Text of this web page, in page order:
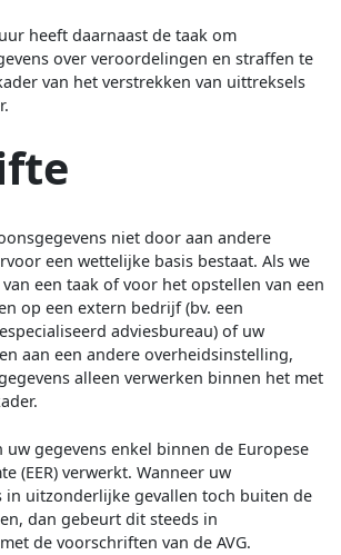
heeft daarnaast de taak om
over veroordelingen en straffen te
van het verstrekken van uittreksels
niet door aan andere
een wettelijke basis bestaat. Als we
een taak of voor het opstellen van een
op een extern bedrijf (bv. een
adviesbureau) of uw
aan een andere overheidsinstelling,
alleen verwerken binnen het met
gegevens enkel binnen de Europese
(EER) verwerkt. Wanneer uw
in uitzonderlijke gevallen toch buiten de
dan gebeurt dit steeds in
de voorschriften van de AVG.